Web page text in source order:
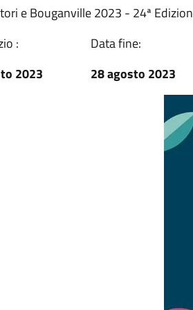
e Bouganville 2023 - 24ª
:
2023
Data fine:
28 agosto 2023